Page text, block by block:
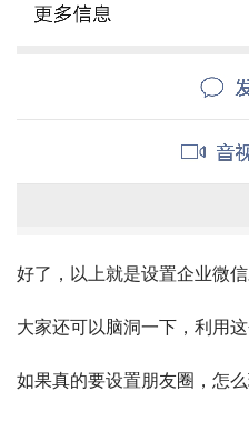
好了，以上就是设置企业微
大家还可以脑洞一下，利用
如果真的要设置朋友圈，怎么